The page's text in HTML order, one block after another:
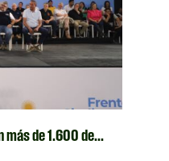
más de 1.600 de...